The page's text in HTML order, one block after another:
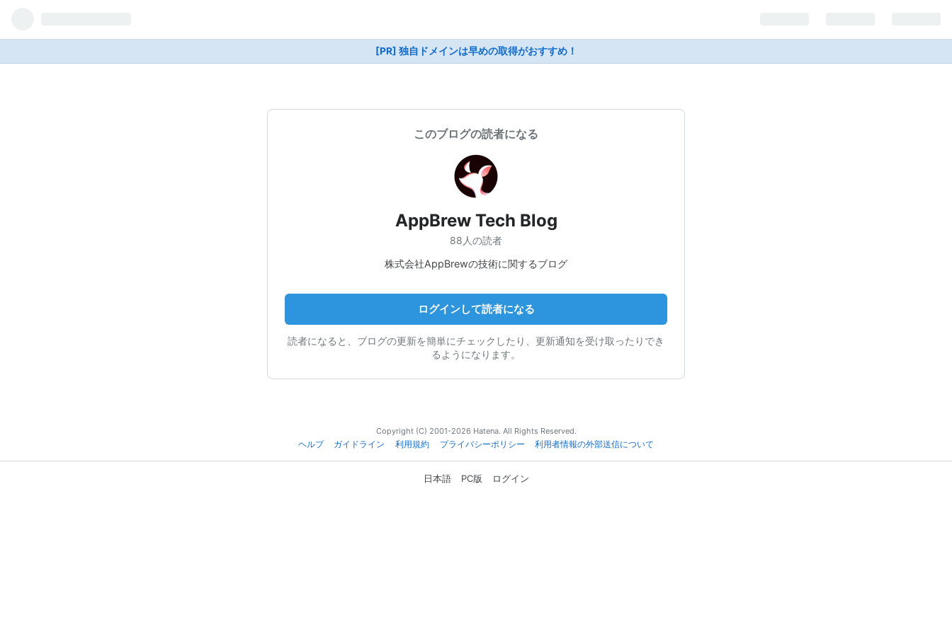
[PR] 独自ドメインは早めの取得がおすすめ！
このブログの読者になる
AppBrew Tech Blog
88人の読者
株式会社AppBrewの技術に関するブログ
ログインして読者になる
読者になると、ブログの更新を簡単にチェックしたり、更新通知を受け取ったりでき
るようになります。
Copyright (C) 2001-2026 Hatena. All Rights Reserved.
ヘルプ
ガイドライン 利用規約 プライバシーポリシー 利用者情報の外部送信について
日本語 PC版 ログイン